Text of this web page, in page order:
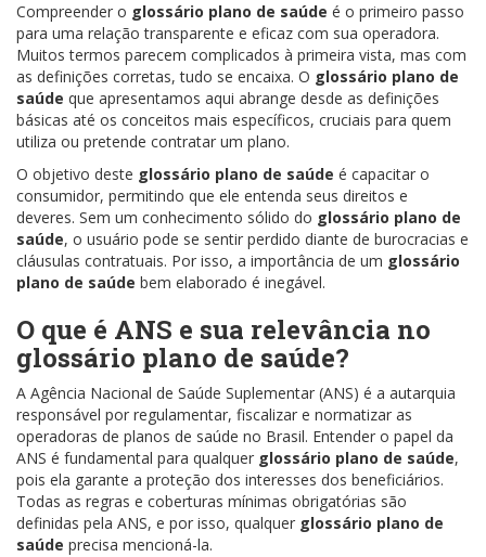
Compreender o glossário plano de saúde é o primeiro passo
para uma relação transparente e eficaz com sua operadora.
Muitos termos parecem complicados à primeira vista, mas com
as definições corretas, tudo se encaixa. O glossário plano de
saúde que apresentamos aqui abrange desde as definições
básicas até os conceitos mais específicos, cruciais para quem
utiliza ou pretende contratar um plano.
O objetivo deste glossário plano de saúde é capacitar o
consumidor, permitindo que ele entenda seus direitos e
deveres. Sem um conhecimento sólido do glossário plano de
saúde, o usuário pode se sentir perdido diante de burocracias e
cláusulas contratuais. Por isso, a importância de um glossário
plano de saúde bem elaborado é inegável.
O que é ANS e sua relevância no
glossário plano de saúde?
A Agência Nacional de Saúde Suplementar (ANS) é a autarquia
responsável por regulamentar, fiscalizar e normatizar as
operadoras de planos de saúde no Brasil. Entender o papel da
ANS é fundamental para qualquer glossário plano de saúde,
pois ela garante a proteção dos interesses dos beneficiários.
Todas as regras e coberturas mínimas obrigatórias são
definidas pela ANS, e por isso, qualquer glossário plano de
saúde precisa mencioná-la.